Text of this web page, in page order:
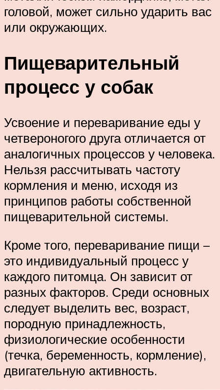
головой, может сильно ударить вас
или окружающих.
Пищеварительный
процесс у собак
Усвоение и переваривание еды у
четвероногого друга отличается от
аналогичных процессов у человека.
Нельзя рассчитывать частоту
кормления и меню, исходя из
принципов работы собственной
пищеварительной системы.
Кроме того, переваривание пищи –
это индивидуальный процесс у
каждого питомца. Он зависит от
разных факторов. Среди основных
следует выделить вес, возраст,
породную принадлежность,
физиологические особенности
(течка, беременность, кормление),
двигательную активность.